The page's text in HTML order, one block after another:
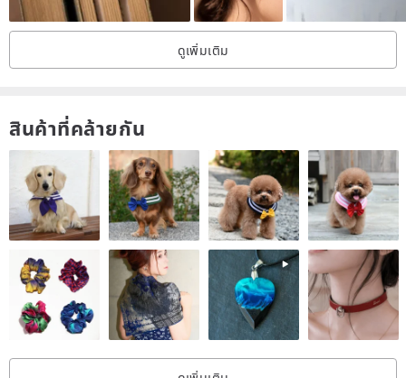
|Package content|
We will attach a cowhide bag and gift box to each item, as well as a
jewellery zipper bag and a brand maintenance card.
instead of the box)
|General Maintenance|
Our grease is actually a good skin care product for silver jewelry.
If the silver part is oxidized, it is recommended to clean it with dish
soap
And polish it with the silver cloth
Please keep it in a zipper bag when not wearing it
ดูเพิ่มเติม
สินค้าที่คล้ายกัน